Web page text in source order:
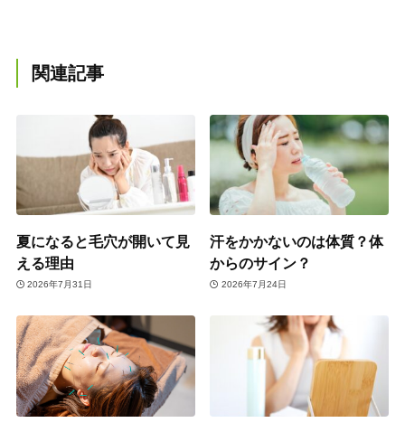
関連記事
夏になると毛穴が開いて見
える理由
2026年7月31日
汗をかかないのは体質？体
からのサイン？
2026年7月24日